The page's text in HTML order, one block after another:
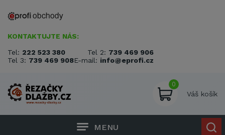
KONTAKTUJTE NÁS:
Tel: 222 523 380 Tel 2: 739 469 906
Tel 3: 739 469 908E-mail: info@eprofi.cz
0
Váš košík
MENU